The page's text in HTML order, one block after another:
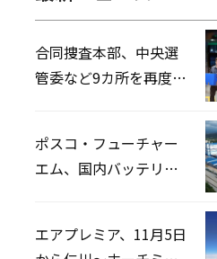
合同捜査本部、中央選
管委など9カ所を再度家
ポスコ・フューチャー
エム、国内バッテリー
エアプレミア、11月5日